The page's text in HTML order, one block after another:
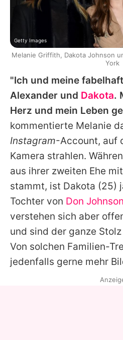
"Ich und meine
Alexander und Dakota.
Herz und mein Leben
kommentierte Melanie
Instagram-Account, auf
Kamera strahlen.
aus ihrer zweiten Ehe mit
stammt, ist Dakota (25)
Tochter von Don Johnson
verstehen sich aber
und sind der ganze
Von solchen Familien-
jedenfalls gerne mehr
Getty Images
Melanie Griffith, Dakota Johnson
York